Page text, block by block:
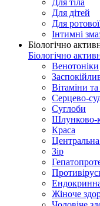
Для тіла
Для дітей
Для
Інтимні
Біологічно
Біологічно
Венотоніки
Вітаміни
Серцево-
Суглоби
Шлунково-
Краса
Зір
Жіноче